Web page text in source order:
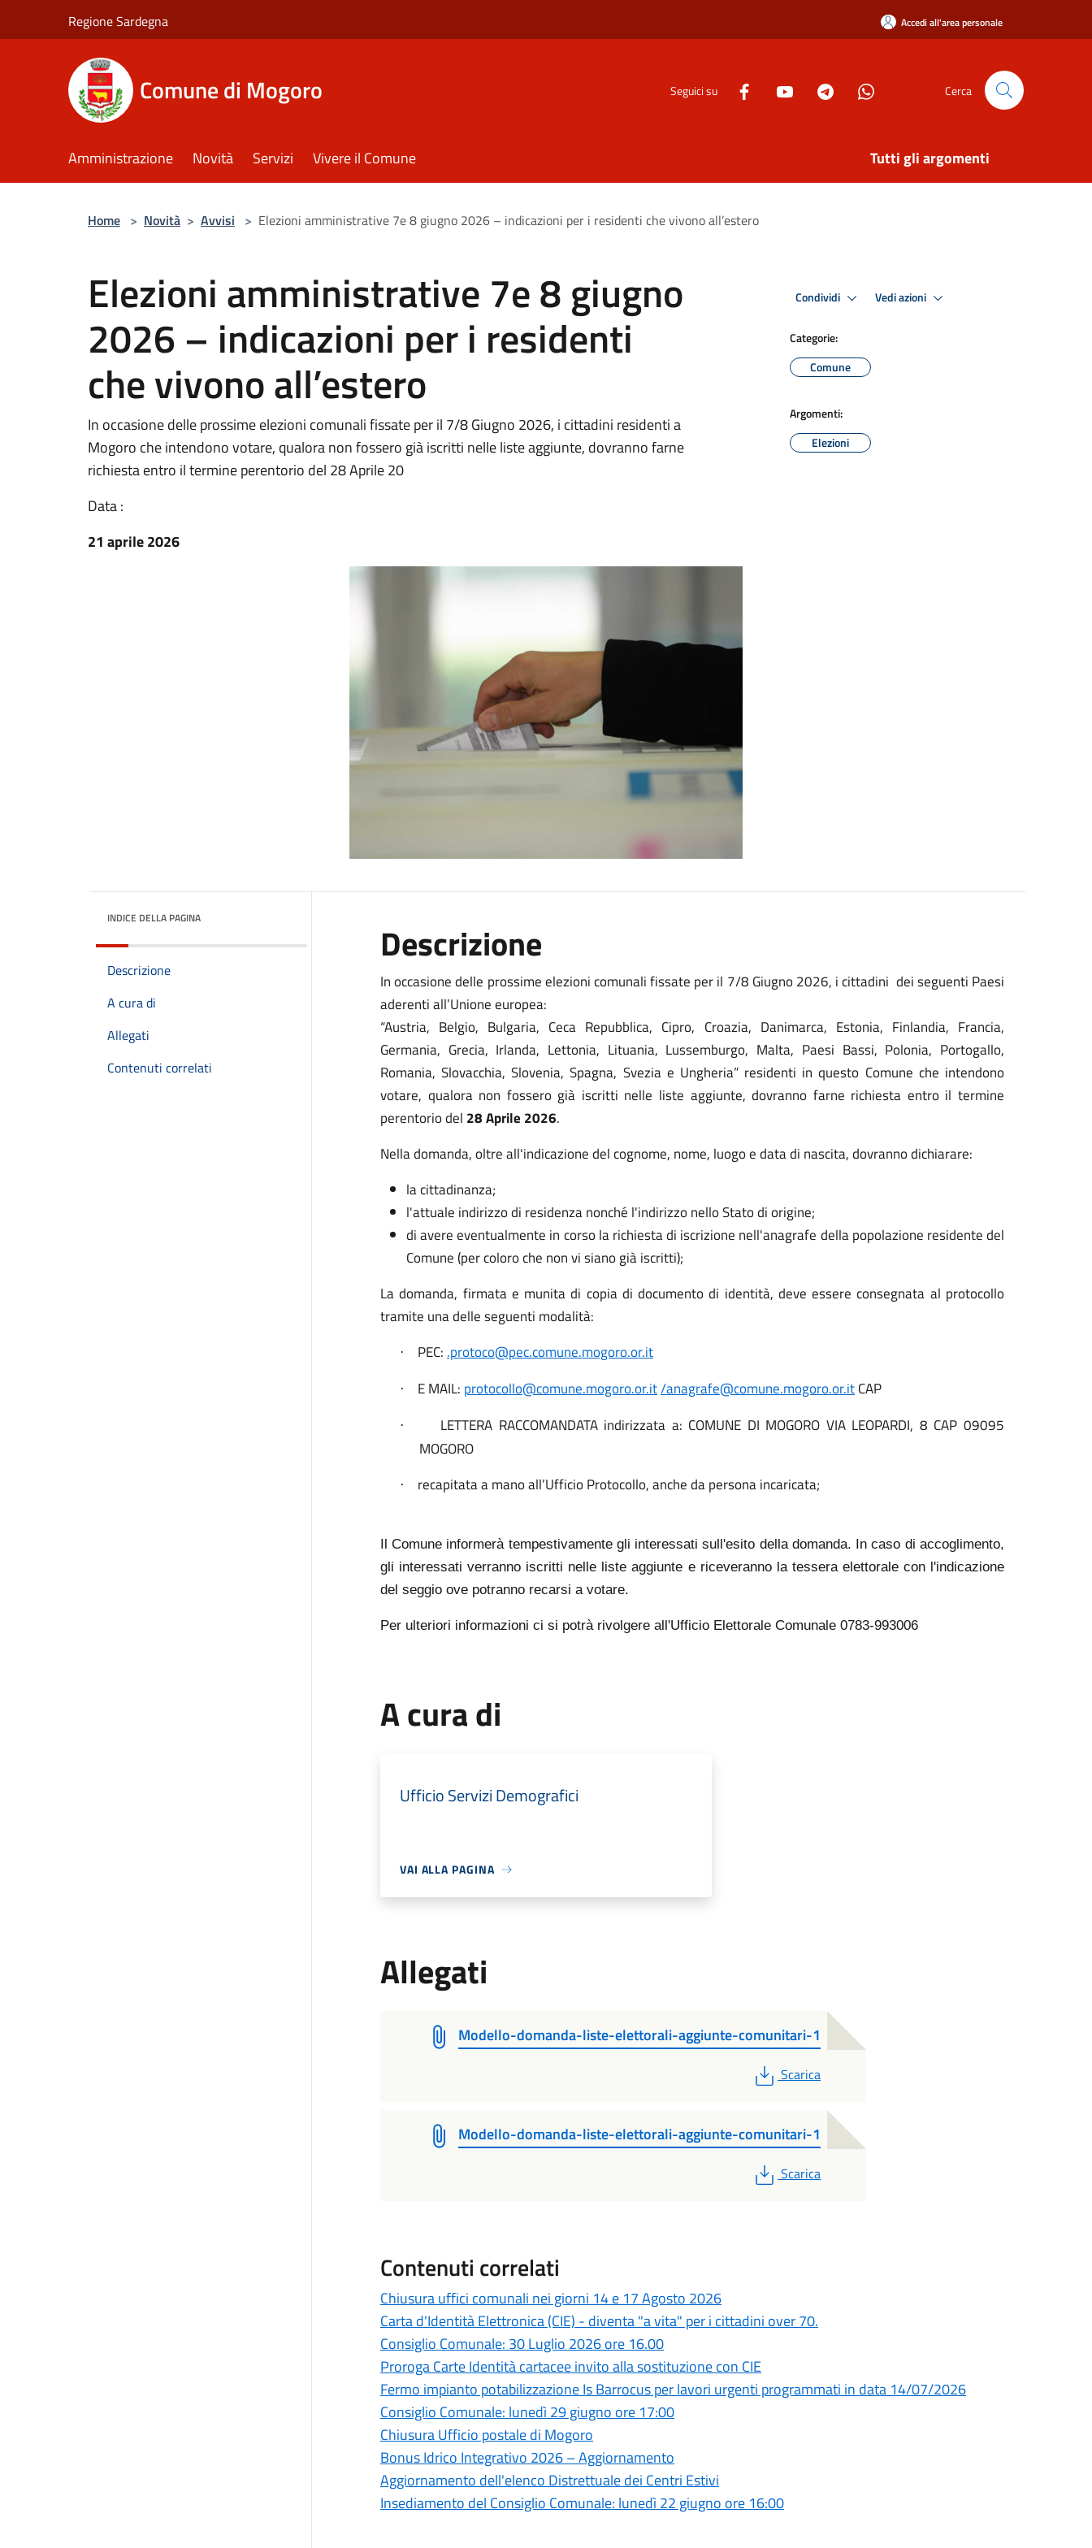
Regione Sardegna Accedi all'area personale
Comune di Mogoro Seguici su Cerca
Amministrazione Novità Servizi Vivere il Comune Tutti gli argomenti
Home > Novità > Avvisi > Elezioni amministrative 7e 8 giugno 2026 – indicazioni per i residenti che vivono all’estero
Elezioni amministrative 7e 8 giugno
2026 – indicazioni per i residenti
che vivono all’estero
In occasione delle prossime elezioni comunali fissate per il 7/8 Giugno 2026, i cittadini residenti a
Mogoro che intendono votare, qualora non fossero già iscritti nelle liste aggiunte, dovranno farne
richiesta entro il termine perentorio del 28 Aprile 20
Data :
21 aprile 2026
Condividi Vedi azioni
Categorie:
Comune
Argomenti:
Elezioni
INDICE DELLA PAGINA
Descrizione
A cura di
Allegati
Contenuti correlati
Descrizione
In occasione delle prossime elezioni comunali fissate per il 7/8 Giugno 2026, i cittadini dei seguenti Paesi
aderenti all’Unione europea:
“Austria, Belgio, Bulgaria, Ceca Repubblica, Cipro, Croazia, Danimarca, Estonia, Finlandia, Francia,
Germania, Grecia, Irlanda, Lettonia, Lituania, Lussemburgo, Malta, Paesi Bassi, Polonia, Portogallo,
Romania, Slovacchia, Slovenia, Spagna, Svezia e Ungheria” residenti in questo Comune che intendono
votare, qualora non fossero già iscritti nelle liste aggiunte, dovranno farne richiesta entro il termine
perentorio del 28 Aprile 2026.
Nella domanda, oltre all'indicazione del cognome, nome, luogo e data di nascita, dovranno dichiarare:
la cittadinanza;
l'attuale indirizzo di residenza nonché l'indirizzo nello Stato di origine;
di avere eventualmente in corso la richiesta di iscrizione nell'anagrafe della popolazione residente del
Comune (per coloro che non vi siano già iscritti);
La domanda, firmata e munita di copia di documento di identità, deve essere consegnata al protocollo
tramite una delle seguenti modalità:
· PEC: .protoco@pec.comune.mogoro.or.it
· E MAIL: protocollo@comune.mogoro.or.it/anagrafe@comune.mogoro.or.itCAP
·
LETTERA RACCOMANDATA indirizzata a: COMUNE DI MOGORO VIA LEOPARDI, 8 CAP 09095
MOGORO
· recapitata a mano all’Ufficio Protocollo, anche da persona incaricata;
Il Comune informerà tempestivamente gli interessati sull'esito della domanda. In caso di accoglimento,
gli interessati verranno iscritti nelle liste aggiunte e riceveranno la tessera elettorale con l'indicazione
del seggio ove potranno recarsi a votare.
Per ulteriori informazioni ci si potrà rivolgere all'Ufficio Elettorale Comunale 0783-993006
A cura di
Ufficio Servizi Demografici
VAI ALLA PAGINA
Allegati
Modello-domanda-liste-elettorali-aggiunte-comunitari-1
PDF
Scarica
Modello-domanda-liste-elettorali-aggiunte-comunitari-1
PDF
Scarica
Contenuti correlati
Chiusura uffici comunali nei giorni 14 e 17 Agosto 2026
Carta d'Identità Elettronica (CIE) - diventa "a vita" per i cittadini over 70.
Consiglio Comunale: 30 Luglio 2026 ore 16.00
Proroga Carte Identità cartacee invito alla sostituzione con CIE
Fermo impianto potabilizzazione Is Barrocus per lavori urgenti programmati in data 14/07/2026
Consiglio Comunale: lunedì 29 giugno ore 17:00
Chiusura Ufficio postale di Mogoro
Bonus Idrico Integrativo 2026 – Aggiornamento
Aggiornamento dell'elenco Distrettuale dei Centri Estivi
Insediamento del Consiglio Comunale: lunedì 22 giugno ore 16:00